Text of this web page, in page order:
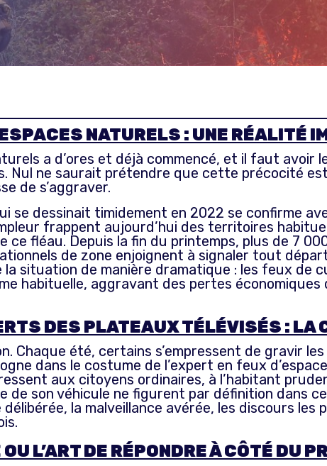
NATURELS : UNE RÉALITÉ
a d’ores et déjà commencé, et il faut avoir
Nul ne saurait prétendre que cette précocité
de s’aggraver.
se dessinait timidement en 2022 se confirme
frappent aujourd’hui des territoires
ce fléau. Depuis la fin du printemps, plus de 7
de zone enjoignent à signaler tout
situation de manière dramatique : les feux de
habituelle, aggravant des pertes
DES PLATEAUX TÉLÉVISÉS : LA
Chaque été, certains s’empressent de gravir
dans le costume de l’expert en feux
aux citoyens ordinaires, à l’habitant
son véhicule ne figurent par définition dans
délibérée, la malveillance avérée, les discours
L’ART DE RÉPONDRE À CÔTÉ DU